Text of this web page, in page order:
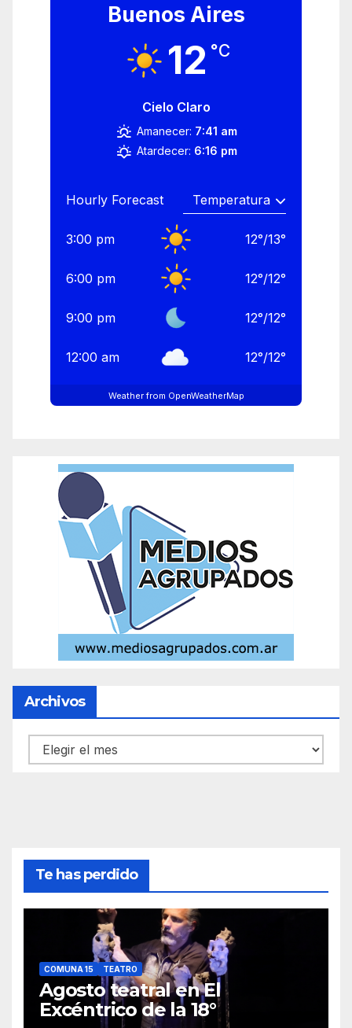
Buenos Aires
12 °C
Cielo Claro
Amanecer: 7:41 am
Atardecer: 6:16 pm
Hourly Forecast
3:00 pm 12°/13°
6:00 pm 12°/12°
9:00 pm 12°/12°
12:00 am 12°/12°
Weather from OpenWeatherMap
Archivos
Archivos
Te has perdido
COMUNA 15 TEATRO
Agosto teatral en El
Excéntrico de la 18°